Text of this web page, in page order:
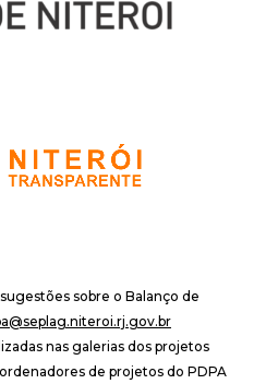
sobre o Balanço de
nas galerias dos projetos
de projetos do PDPA